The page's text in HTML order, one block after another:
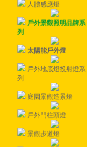
人體感應燈
戶外景觀照明品牌系
列
太陽能戶外燈
戶外地底燈投射燈系
列
庭園景觀造景燈
戶外門柱頭燈
景觀步道燈